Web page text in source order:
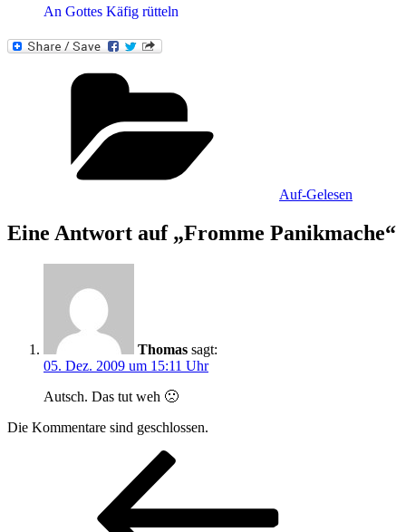
An Gottes Käfig rütteln
Auf-Gelesen
Eine Antwort auf „Fromme Panikmache“
Thomas sagt:
05. Dez. 2009 um 15:11 Uhr
Autsch. Das tut weh 🙁
Die Kommentare sind geschlossen.
Beitragsnavigation